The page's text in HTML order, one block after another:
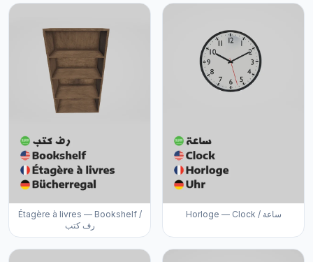
Étagère à livres — Bookshelf /
رف كتب
Horloge — Clock / ساعة